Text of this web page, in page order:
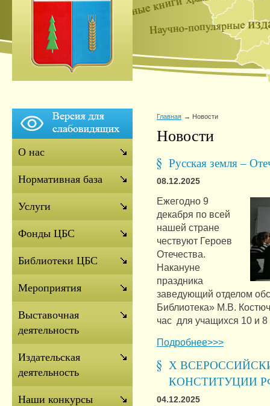
Главная Новости
Новости
Русская земля –
08.12.2025
Ежегодно 9
декабря по всей
нашей стране
чествуют Героев
Отечества.
Накануне
праздника
заведующий отделом
Библиотека» М.В.
час для учащихся 10 и
Подробнее>>>
Х
КОНСТИТУЦИИ
04.12.2025
О нас
Нормативная база
Услуги
Фонды ЦБС
Библиотеки ЦБС
Мероприятия
Выставочная
деятельность
Издательская
деятельность
Наши конкурсы